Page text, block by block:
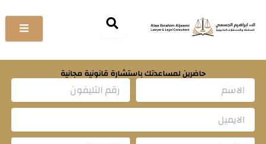
إلى
المحتوى
حاضرين لمساعدتك باستشارة قانونية مجانية